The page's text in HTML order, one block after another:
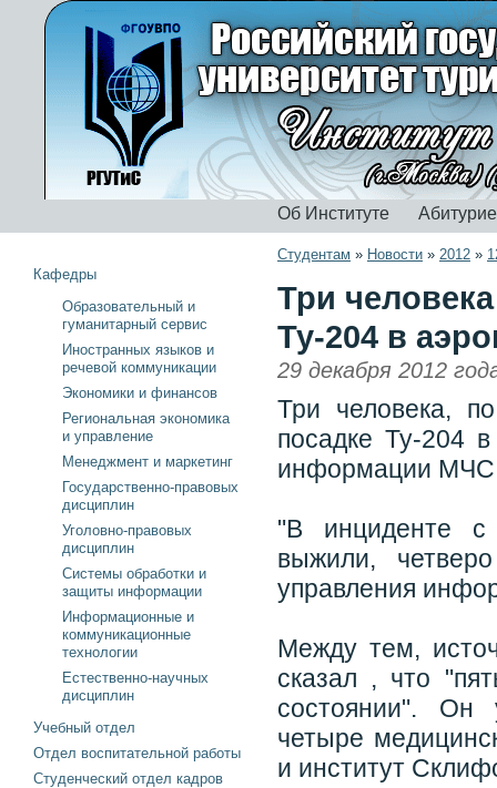
Об Институте
Студентам » Новости » 2012 »
Три
Ту-204 в
29 декабря 2012
Три человека,
посадке Ту-204
информации МЧС
"В инциденте с
выжили,
управления
Между тем,
сказал , что
состоянии". Он
четыре
и институт
Кафедры
Образовательный и
гуманитарный сервис
Иностранных языков и
речевой коммуникации
Экономики и финансов
Региональная экономика
и управление
Менеджмент и маркетинг
Государственно-правовых
дисциплин
Уголовно-правовых
дисциплин
Системы обработки и
защиты информации
Информационные и
коммуникационные
технологии
Естественно-научных
дисциплин
Учебный отдел
Отдел воспитательной работы
Студенческий отдел кадров